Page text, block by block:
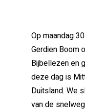
Op maandag
Gerdien Boom
Bijbellezen en
deze dag is
Duitsland. We
van de